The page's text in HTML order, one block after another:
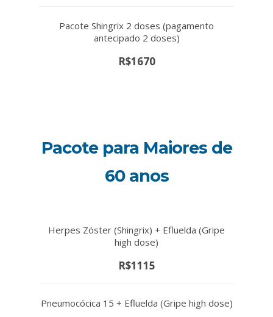
Pacote Shingrix 2 doses (pagamento
antecipado 2 doses)
R$1670
Pacote para Maiores de
60 anos
Herpes Zóster (Shingrix) + Efluelda (Gripe
high dose)
R$1115
Pneumocócica 15 + Efluelda (Gripe high dose)